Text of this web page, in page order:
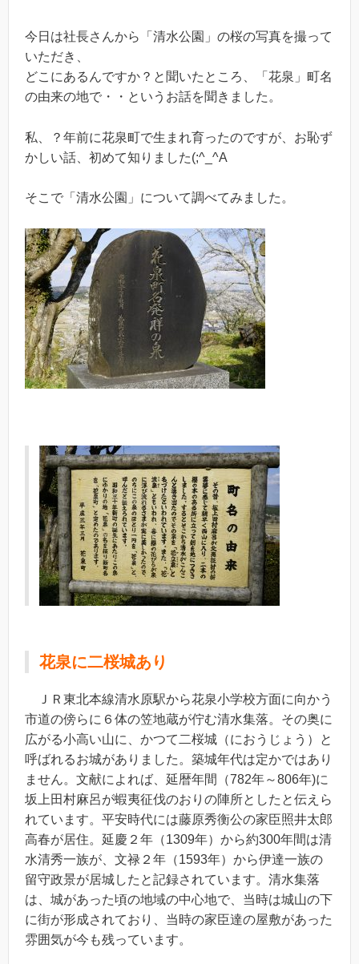
今日は社長さんから「清水公園」の桜の写真を撮って
いただき、
どこにあるんですか？と聞いたところ、「花泉」町名
の由来の地で・・というお話を聞きました。
私、？年前に花泉町で生まれ育ったのですが、お恥ず
かしい話、初めて知りました(;^_^A
そこで「清水公園」について調べてみました。
花泉に二桜城あり
ＪＲ東北本線清水原駅から花泉小学校方面に向かう
市道の傍らに６体の笠地蔵が佇む清水集落。その奥に
広がる小高い山に、かつて二桜城（におうじょう）と
呼ばれるお城がありました。築城年代は定かではあり
ません。文献によれば、延暦年間（782年～806年)に
坂上田村麻呂が蝦夷征伐のおりの陣所としたと伝えら
れています。平安時代には藤原秀衡公の家臣照井太郎
高春が居住。延慶２年（1309年）から約300年間は清
水清秀一族が、文禄２年（1593年）から伊達一族の
留守政景が居城したと記録されています。清水集落
は、城があった頃の地域の中心地で、当時は城山の下
に街が形成されており、当時の家臣達の屋敷があった
雰囲気が今も残っています。